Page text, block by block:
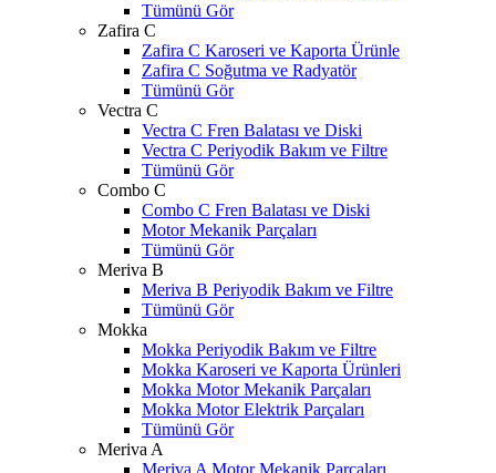
Tümünü Gör
Zafira C
Zafira C Karoseri ve Kaporta Ürünle
Zafira C Soğutma ve Radyatör
Tümünü Gör
Vectra C
Vectra C Fren Balatası ve Diski
Vectra C Periyodik Bakım ve Filtre
Tümünü Gör
Combo C
Combo C Fren Balatası ve Diski
Motor Mekanik Parçaları
Tümünü Gör
Meriva B
Meriva B Periyodik Bakım ve Filtre
Tümünü Gör
Mokka
Mokka Periyodik Bakım ve Filtre
Mokka Karoseri ve Kaporta Ürünleri
Mokka Motor Mekanik Parçaları
Mokka Motor Elektrik Parçaları
Tümünü Gör
Meriva A
Meriva A Motor Mekanik Parçaları